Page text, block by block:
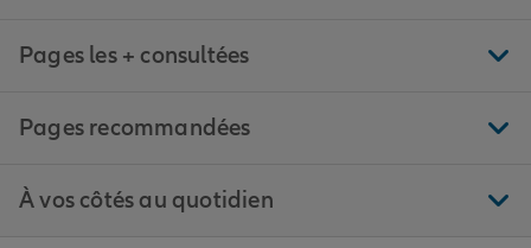
Pages les + consultées
Pages recommandées
À vos côtés au quotidien